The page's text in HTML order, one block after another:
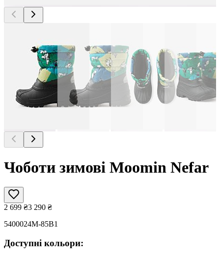
Чоботи зимові Moomin Nefar
2 699 ₴3 290 ₴
5400024M-85B1
Доступні кольори: